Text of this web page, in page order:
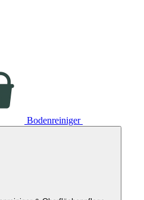
Bodenreiniger